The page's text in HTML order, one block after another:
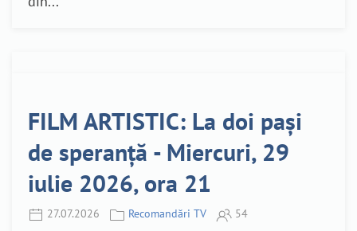
FILM ARTISTIC: La doi pași
de speranță - Miercuri, 29
iulie 2026, ora 21
27.07.2026 Recomandări TV 54